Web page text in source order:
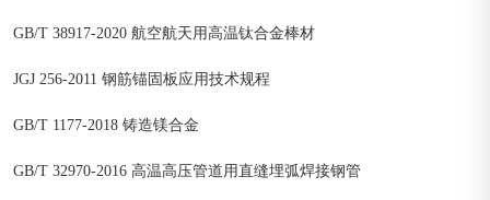
GB/T 38917-2020 航空航天用高温钛合金棒材
JGJ 256-2011 钢筋锚固板应用技术规程
GB/T 1177-2018 铸造镁合金
GB/T 32970-2016 高温高压管道用直缝埋弧焊接钢管